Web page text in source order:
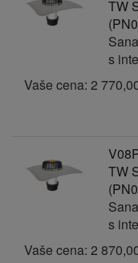
TW
s
Vaše cena: 2
TW
s
Vaše cena: 2